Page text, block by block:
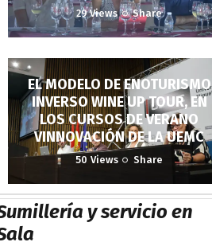
29 Views Share
EL MODELO DE ENOTURISMO
INVERSO WINE UP TOUR, EN
LOS CURSOS DE VERANO
VINNOVACIÓN DE LA UEMC
50 Views Share
y servicio en